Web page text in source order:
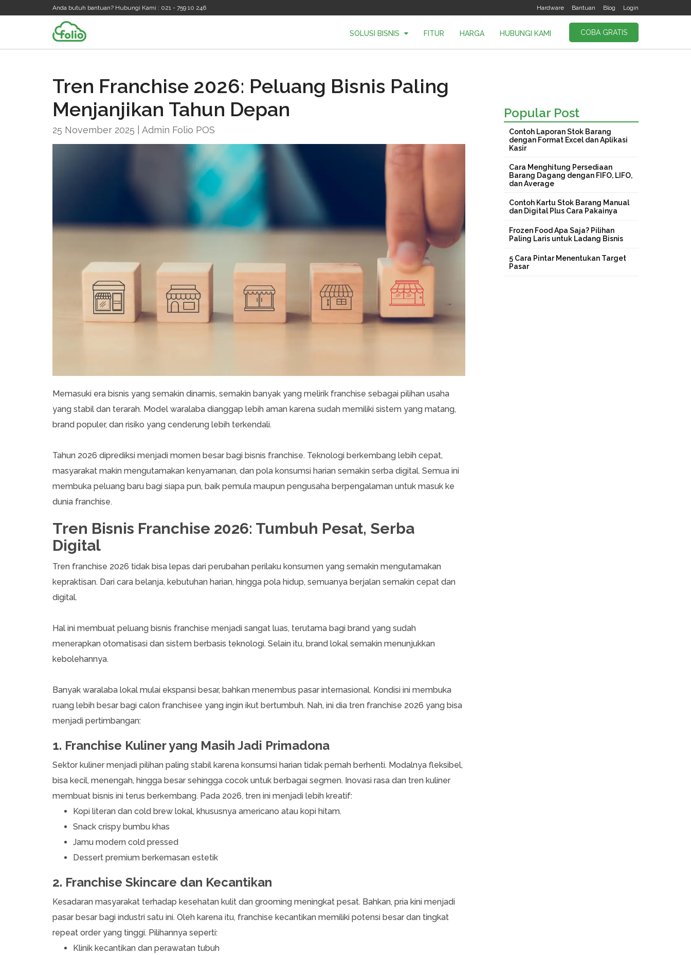
Anda butuh bantuan? Hubungi Kami : 021 - 759 10 246 Login
Blog
Bantuan
Hardware
COBA GRATIS
SOLUSI BISNIS FITUR HARGA HUBUNGI KAMI
Tren Franchise 2026: Peluang Bisnis Paling
Menjanjikan Tahun Depan
25 November 2025 | Admin Folio POS
Memasuki era bisnis yang semakin dinamis, semakin banyak yang melirik franchise sebagai pilihan usaha
yang stabil dan terarah. Model waralaba dianggap lebih aman karena sudah memiliki sistem yang matang,
brand populer, dan risiko yang cenderung lebih terkendali.
Tahun 2026 diprediksi menjadi momen besar bagi bisnis franchise. Teknologi berkembang lebih cepat,
masyarakat makin mengutamakan kenyamanan, dan pola konsumsi harian semakin serba digital. Semua ini
membuka peluang baru bagi siapa pun, baik pemula maupun pengusaha berpengalaman untuk masuk ke
dunia franchise.
Tren Bisnis Franchise 2026: Tumbuh Pesat, Serba
Digital
Tren franchise 2026 tidak bisa lepas dari perubahan perilaku konsumen yang semakin mengutamakan
kepraktisan. Dari cara belanja, kebutuhan harian, hingga pola hidup, semuanya berjalan semakin cepat dan
digital.
Hal ini membuat peluang bisnis franchise menjadi sangat luas, terutama bagi brand yang sudah
menerapkan otomatisasi dan sistem berbasis teknologi. Selain itu, brand lokal semakin menunjukkan
kebolehannya.
Banyak waralaba lokal mulai ekspansi besar, bahkan menembus pasar internasional. Kondisi ini membuka
ruang lebih besar bagi calon franchisee yang ingin ikut bertumbuh. Nah, ini dia tren franchise 2026 yang bisa
menjadi pertimbangan:
1. Franchise Kuliner yang Masih Jadi Primadona
Sektor kuliner menjadi pilihan paling stabil karena konsumsi harian tidak pernah berhenti. Modalnya fleksibel,
bisa kecil, menengah, hingga besar sehingga cocok untuk berbagai segmen. Inovasi rasa dan tren kuliner
membuat bisnis ini terus berkembang. Pada 2026, tren ini menjadi lebih kreatif:
Kopi literan dan cold brew lokal, khususnya americano atau kopi hitam.
Snack crispy bumbu khas
Jamu modern cold pressed
Dessert premium berkemasan estetik
2. Franchise Skincare dan Kecantikan
Kesadaran masyarakat terhadap kesehatan kulit dan grooming meningkat pesat. Bahkan, pria kini menjadi
pasar besar bagi industri satu ini. Oleh karena itu, franchise kecantikan memiliki potensi besar dan tingkat
repeat order yang tinggi. Pilihannya seperti:
Klinik kecantikan dan perawatan tubuh
Popular Post
Contoh Laporan Stok Barang
dengan Format Excel dan Aplikasi
Kasir
Cara Menghitung Persediaan
Barang Dagang dengan FIFO, LIFO,
dan Average
Contoh Kartu Stok Barang Manual
dan Digital Plus Cara Pakainya
Frozen Food Apa Saja? Pilihan
Paling Laris untuk Ladang Bisnis
5 Cara Pintar Menentukan Target
Pasar